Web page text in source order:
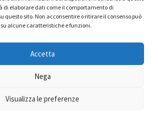
di elaborare dati come il comportamento di
questo sito. Non acconsentire o ritirare il consenso può
alcune caratteristiche e funzioni.
Accetta
Nega
Visualizza le preferenze